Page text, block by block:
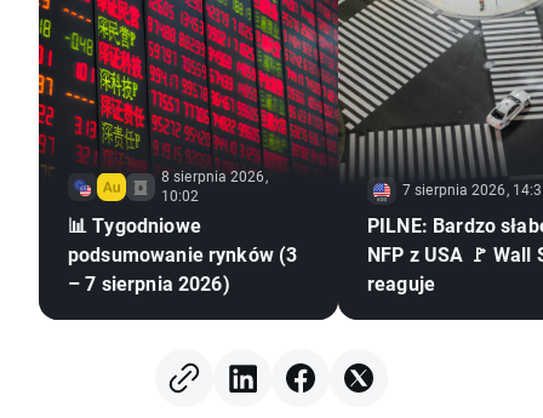
8 sierpnia 2026,
10:02
📊 Tygodniowe
podsumowanie rynków (3
– 7 sierpnia 2026)
7 sierpnia 2026,
PILNE: Bardzo
NFP z USA 🚩 Wall
reaguje